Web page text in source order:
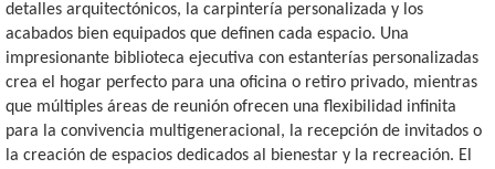
detalles arquitectónicos, la carpintería personalizada y los
acabados bien equipados que definen cada espacio. Una
impresionante biblioteca ejecutiva con estanterías personalizadas
crea el hogar perfecto para una oficina o retiro privado, mientras
que múltiples áreas de reunión ofrecen una flexibilidad infinita
para la convivencia multigeneracional, la recepción de invitados o
la creación de espacios dedicados al bienestar y la recreación. El